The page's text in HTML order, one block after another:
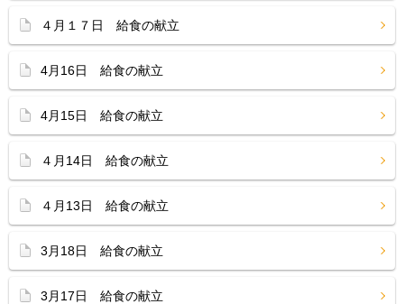
４月１７日 給食の献立
4月16日 給食の献立
4月15日 給食の献立
４月14日 給食の献立
４月13日 給食の献立
3月18日 給食の献立
3月17日 給食の献立